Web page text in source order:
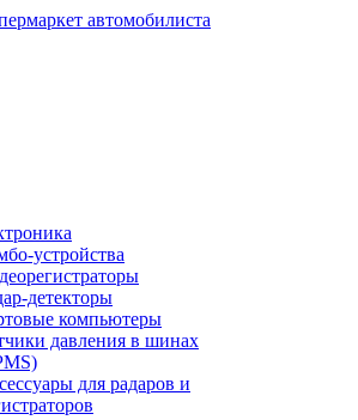
устройства
детекторы
компьютеры
давления в шинах
для радаров и